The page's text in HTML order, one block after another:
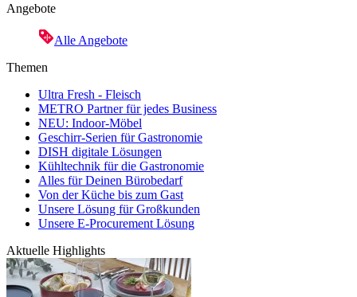
Angebote
Alle Angebote
Themen
Ultra Fresh - Fleisch
METRO Partner für jedes Business
NEU: Indoor-Möbel
Geschirr-Serien für Gastronomie
DISH digitale Lösungen
Kühltechnik für die Gastronomie
Alles für Deinen Bürobedarf
Von der Küche bis zum Gast
Unsere Lösung für Großkunden
Unsere E-Procurement Lösung
Aktuelle Highlights